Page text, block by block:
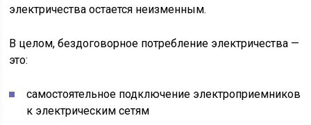
электричества остается неизменным.
В целом, бездоговорное потребление электричества —
это:
самостоятельное подключение электроприемников
к электрическим сетям